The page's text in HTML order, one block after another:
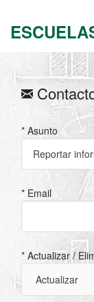
* Asunto
* Email
* Actualizar /